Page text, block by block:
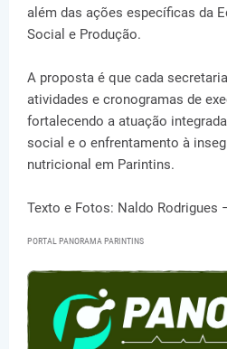
além das ações específicas da
Social e Produção.
A proposta é que cada
atividades e cronogramas de
fortalecendo a atuação
social e o enfrentamento à
nutricional em Parintins.
Texto e Fotos: Naldo Rodrigues
PORTAL PANORAMA PARINTINS